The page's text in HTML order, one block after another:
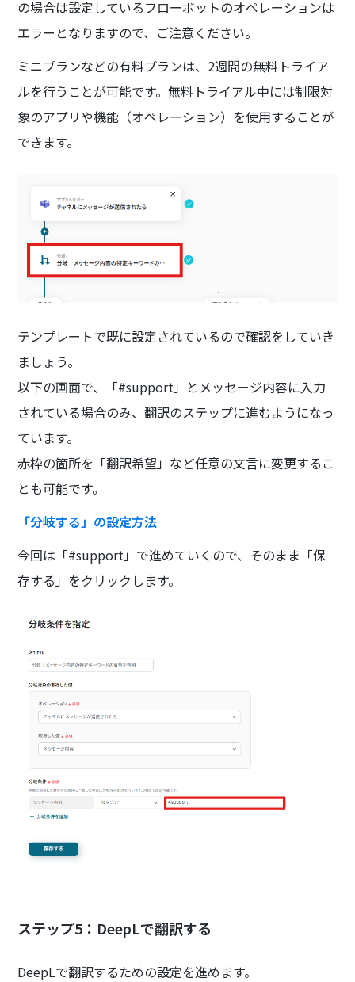
の場合は設定しているフローボットのオペレーションは
エラーとなりますので、ご注意ください。
ミニプランなどの有料プランは、2週間の無料トライア
ルを行うことが可能です。無料トライアル中には制限対
象のアプリや機能（オペレーション）を使用することが
できます。
テンプレートで既に設定されているので確認をしていき
ましょう。
以下の画面で、「#support」とメッセージ内容に入力
されている場合のみ、翻訳のステップに進むようになっ
ています。
赤枠の箇所を「翻訳希望」など任意の文言に変更するこ
とも可能です。
「分岐する」の設定方法
今回は「#support」で進めていくので、そのまま「保
存する」をクリックします。
ステップ5：DeepLで翻訳する
DeepLで翻訳するための設定を進めます。